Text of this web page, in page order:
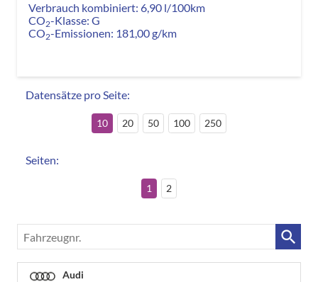
Verbrauch kombiniert: 6,90 l/100km
CO2-Klasse: G
CO2-Emissionen: 181,00 g/km
Datensätze pro Seite:
10 20 50 100 250
Seiten:
1 2
Fahrzeugnr.
Audi